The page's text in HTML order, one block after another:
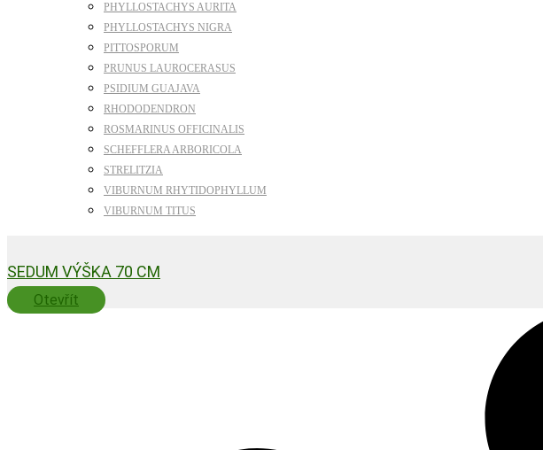
PHYLLOSTACHYS AURITA
PHYLLOSTACHYS NIGRA
PITTOSPORUM
PRUNUS LAUROCERASUS
PSIDIUM GUAJAVA
RHODODENDRON
ROSMARINUS OFFICINALIS
SCHEFFLERA ARBORICOLA
STRELITZIA
VIBURNUM RHYTIDOPHYLLUM
VIBURNUM TITUS
SEDUM VÝŠKA 70 CM
Otevřít